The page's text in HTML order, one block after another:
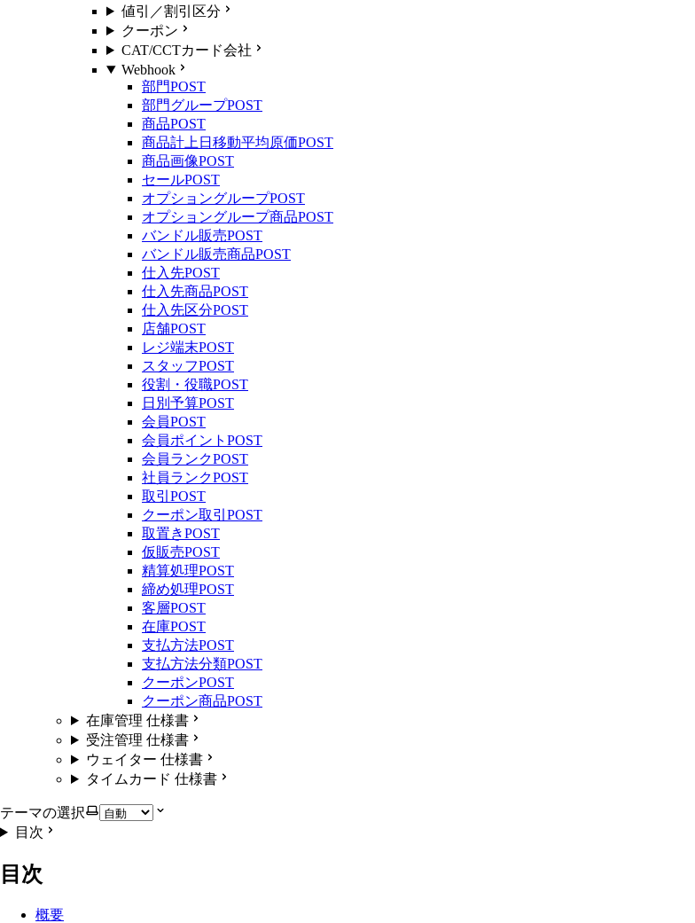
値引／割引区分
クーポン
CAT/CCTカード会社
Webhook
部門POST
部門グループPOST
商品POST
商品計上日移動平均原価POST
商品画像POST
セールPOST
オプショングループPOST
オプショングループ商品POST
バンドル販売POST
バンドル販売商品POST
仕入先POST
仕入先商品POST
仕入先区分POST
店舗POST
レジ端末POST
スタッフPOST
役割・役職POST
日別予算POST
会員POST
会員ポイント POST
会員ランクPOST
社員ランクPOST
取引 POST
クーポン取引 POST
取置きPOST
仮販売POST
精算処理POST
締め処理POST
客層POST
在庫POST
支払方法POST
支払方法分類POST
クーポンPOST
クーポン商品POST
在庫管理 仕様書
受注管理 仕様書
ウェイター 仕様書
タイムカード 仕様書
テーマの選択
目次
目次
概要